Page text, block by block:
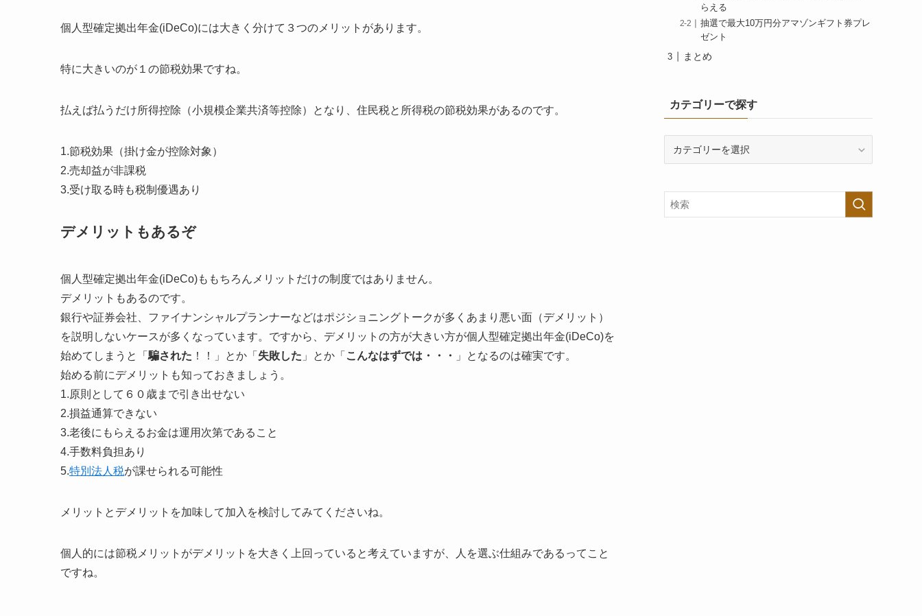
個人型確定拠出年金(iDeCo)には大きく分けて３つのメリットがあります。
特に大きいのが１の節税効果ですね。
払えば払うだけ所得控除（小規模企業共済等控除）となり、住民税と所得税の節税効果があるのです。
1.節税効果（掛け金が控除対象）
2.売却益が非課税
3.受け取る時も税制優遇あり
デメリットもあるぞ
個人型確定拠出年金(iDeCo)ももちろんメリットだけの制度ではありません。
デメリットもあるのです。
銀行や証券会社、ファイナンシャルプランナーなどはポジショニングトークが多くあまり悪い面（デメリット）
を説明しないケースが多くなっています。ですから、デメリットの方が大きい方が個人型確定拠出年金(iDeCo)を
始めてしまうと「騙された ！！」とか「 失敗した 」とか「 こんなはずでは・・・
」となるのは確実です。
始める前にデメリットも知っておきましょう。
1.原則として６０歳まで引き出せない
2.損益通算できない
3.老後にもらえるお金は運用次第であること
4.手数料負担あり
5.特別法人税が課せられる可能性
メリットとデメリットを加味して加入を検討してみてくださいね。
個人的には節税メリットがデメリットを大きく上回っていると考えていますが、人を選ぶ仕組みであるってこと
ですね。
らえる
抽選で最大10万円分アマゾンギフト券プレ
ゼント
まとめ
カテゴリーで探す
ー
で